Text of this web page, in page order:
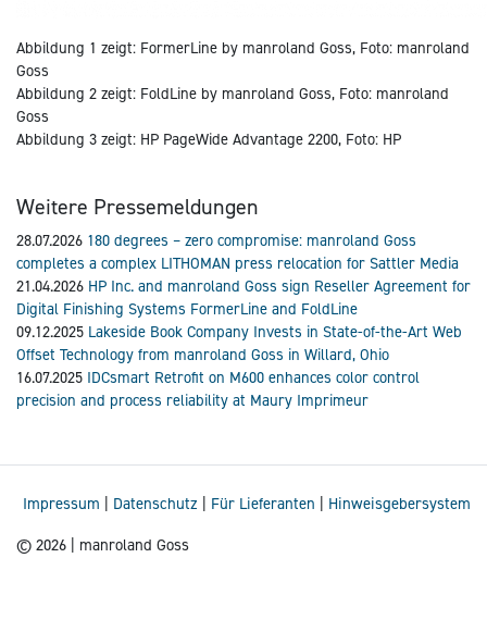
Abbildung 1 zeigt: FormerLine by manroland Goss, Foto: manroland
Goss
Abbildung 2 zeigt: FoldLine by manroland Goss, Foto: manroland
Goss
Abbildung 3 zeigt: HP PageWide Advantage 2200, Foto: HP
Weitere Pressemeldungen
28.07.2026 180 degrees – zero compromise: manroland Goss
completes a complex LITHOMAN press relocation for Sattler Media
21.04.2026 HP Inc. and manroland Goss sign Reseller Agreement for
Digital Finishing Systems FormerLine and FoldLine
09.12.2025 Lakeside Book Company Invests in State-of-the-Art Web
Offset Technology from manroland Goss in Willard, Ohio
16.07.2025 IDCsmart Retrofit on M600 enhances color control
precision and process reliability at Maury Imprimeur
Impressum Datenschutz Für Lieferanten Hinweisgebersystem
© 2026 | manroland Goss